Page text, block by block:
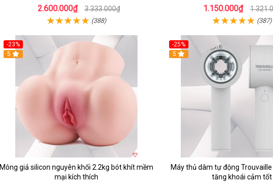
2.600.000₫ 3.333.000₫
(388)
1.150.000₫
(387)
-23%
5
Mông giả silicon nguyên khối 2.2kg bót khít mềm
mại kích thích
-25%
5
Máy thủ dâm tự động Trouvaille
tăng khoái cảm tốt